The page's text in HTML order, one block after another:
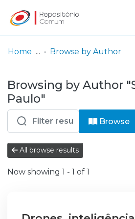
& Collections
Browse repository
Entities
Log
In
(current)
Home Browse by Author
Browsing by Author
Paulo"
Browse
All browse results
Now showing 1 - 1 of 1